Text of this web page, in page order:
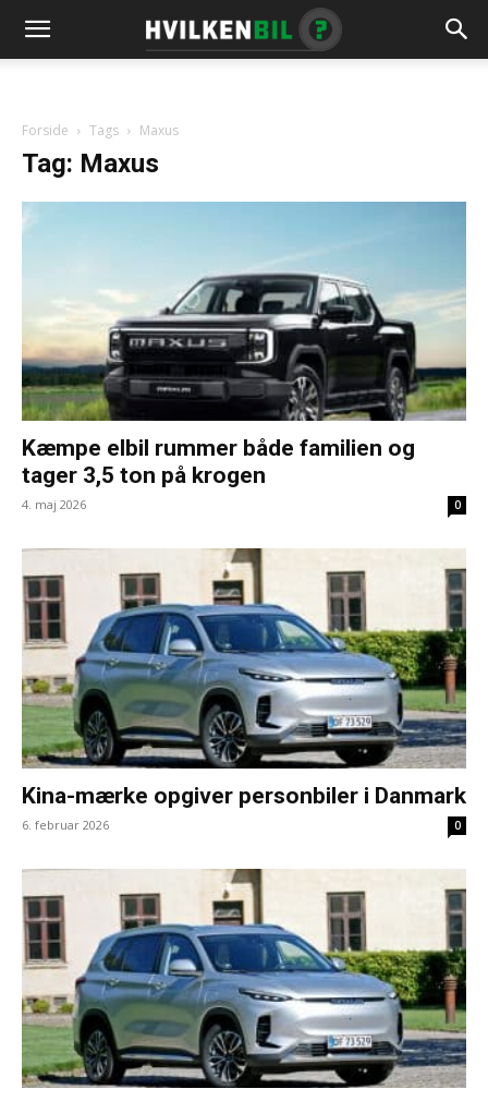
Forside Tags Maxus
Tag: Maxus
Kæmpe elbil rummer både familien og
tager 3,5 ton på krogen
4. maj 2026 0
Kina-mærke opgiver personbiler i Danmark
6. februar 2026 0